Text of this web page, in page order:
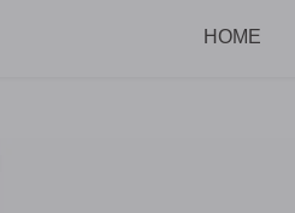
HOME